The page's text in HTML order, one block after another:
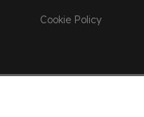
Cookie Policy